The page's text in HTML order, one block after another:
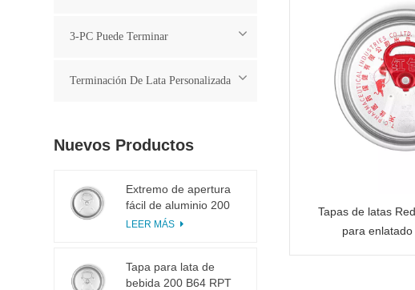
Tapas de latas
para
3-PC Puede Terminar
Terminación De Lata Personalizada
Nuevos Productos
Extremo de apertura
fácil de aluminio 200
B64 RPT LOE
LEER MÁS
Tapa para lata de
bebida 200 B64 RPT